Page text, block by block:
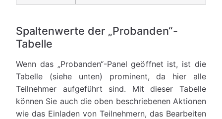
Spaltenwerte der „Probanden“-
Tabelle
Wenn das „Probanden“-Panel geöffnet ist, ist die
Tabelle (siehe unten) prominent, da hier alle
Teilnehmer aufgeführt sind. Mit dieser Tabelle
können Sie auch die oben beschriebenen Aktionen
wie das Einladen von Teilnehmern, das Bearbeiten